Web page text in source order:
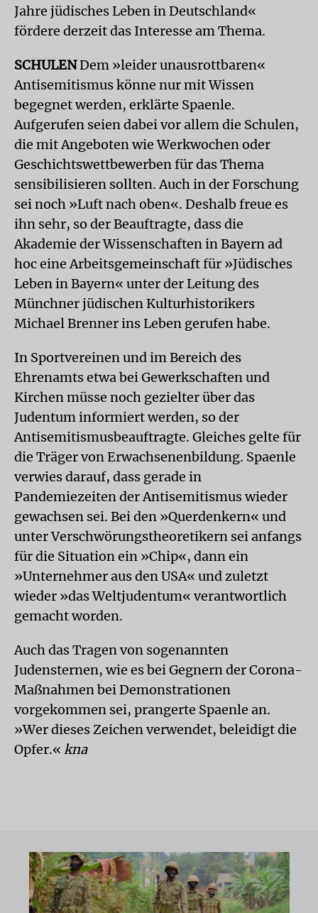
Jahre jüdisches Leben in Deutschland«
fördere derzeit das Interesse am Thema.
SCHULENDem »leider unausrottbaren«
Antisemitismus könne nur mit Wissen
begegnet werden, erklärte Spaenle.
Aufgerufen seien dabei vor allem die Schulen,
die mit Angeboten wie Werkwochen oder
Geschichtswettbewerben für das Thema
sensibilisieren sollten. Auch in der Forschung
sei noch »Luft nach oben«. Deshalb freue es
ihn sehr, so der Beauftragte, dass die
Akademie der Wissenschaften in Bayern ad
hoc eine Arbeitsgemeinschaft für »Jüdisches
Leben in Bayern« unter der Leitung des
Münchner jüdischen Kulturhistorikers
Michael Brenner ins Leben gerufen habe.
In Sportvereinen und im Bereich des
Ehrenamts etwa bei Gewerkschaften und
Kirchen müsse noch gezielter über das
Judentum informiert werden, so der
Antisemitismusbeauftragte. Gleiches gelte für
die Träger von Erwachsenenbildung. Spaenle
verwies darauf, dass gerade in
Pandemiezeiten der Antisemitismus wieder
gewachsen sei. Bei den »Querdenkern« und
unter Verschwörungstheoretikern sei anfangs
für die Situation ein »Chip«, dann ein
»Unternehmer aus den USA« und zuletzt
wieder »das Weltjudentum« verantwortlich
gemacht worden.
Auch das Tragen von sogenannten
Judensternen, wie es bei Gegnern der Corona-
Maßnahmen bei Demonstrationen
vorgekommen sei, prangerte Spaenle an.
»Wer dieses Zeichen verwendet, beleidigt die
Opfer.« kna